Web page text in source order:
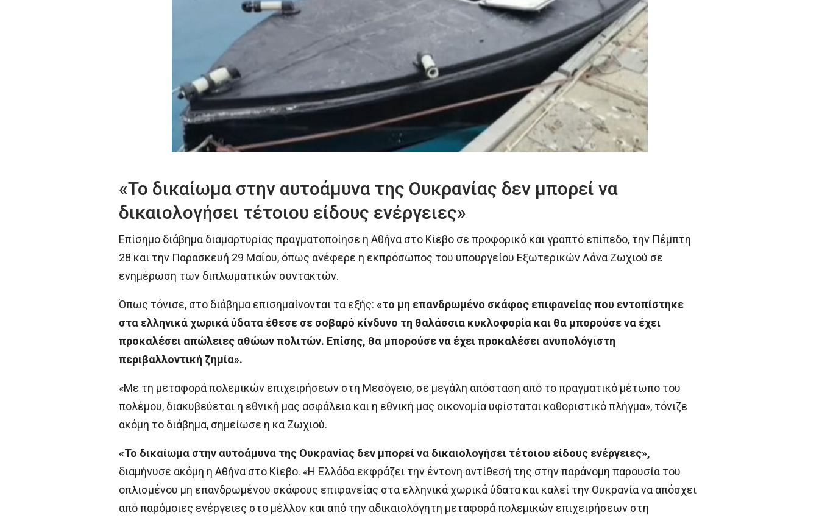
«Το δικαίωμα στην αυτοάμυνα της Ουκρανίας δεν μπορεί να
δικαιολογήσει τέτοιου είδους ενέργειες»
Επίσημο διάβημα διαμαρτυρίας πραγματοποίησε η Αθήνα στο Κίεβο σε προφορικό και γραπτό επίπεδο, την Πέμπτη
28 και την Παρασκευή 29 Μαΐου, όπως ανέφερε η εκπρόσωπος του υπουργείου Εξωτερικών Λάνα Ζωχιού σε
ενημέρωση των διπλωματικών συντακτών.
Όπως τόνισε, στο διάβημα επισημαίνονται τα εξής: «το μη επανδρωμένο σκάφος επιφανείας που εντοπίστηκε
στα ελληνικά χωρικά ύδατα έθεσε σε σοβαρό κίνδυνο τη θαλάσσια κυκλοφορία και θα μπορούσε να έχει
προκαλέσει απώλειες αθώων πολιτών. Επίσης, θα μπορούσε να έχει προκαλέσει ανυπολόγιστη
περιβαλλοντική ζημία».
«Με τη μεταφορά πολεμικών επιχειρήσεων στη Μεσόγειο, σε μεγάλη απόσταση από το πραγματικό μέτωπο του
πολέμου, διακυβεύεται η εθνική μας ασφάλεια και η εθνική μας οικονομία υφίσταται καθοριστικό πλήγμα», τόνιζε
ακόμη το διάβημα, σημείωσε η κα Ζωχιού.
«Το δικαίωμα στην αυτοάμυνα της Ουκρανίας δεν μπορεί να δικαιολογήσει τέτοιου είδους ενέργειες»,
διαμήνυσε ακόμη η Αθήνα στο Κίεβο. «Η Ελλάδα εκφράζει την έντονη αντίθεσή της στην παράνομη παρουσία του
οπλισμένου μη επανδρωμένου σκάφους επιφανείας στα ελληνικά χωρικά ύδατα και καλεί την Ουκρανία να απόσχει
από παρόμοιες ενέργειες στο μέλλον και από την αδικαιολόγητη μεταφορά πολεμικών επιχειρήσεων στη